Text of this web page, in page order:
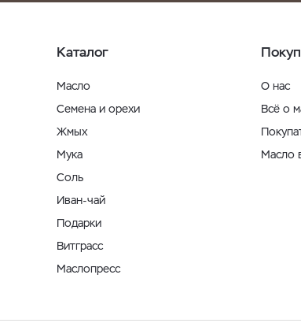
Каталог
Масло
Семена и орехи
Жмых
Мука
Соль
Иван-чай
Подарки
Витграсс
Маслопресс
О нас
Всё о
Масло